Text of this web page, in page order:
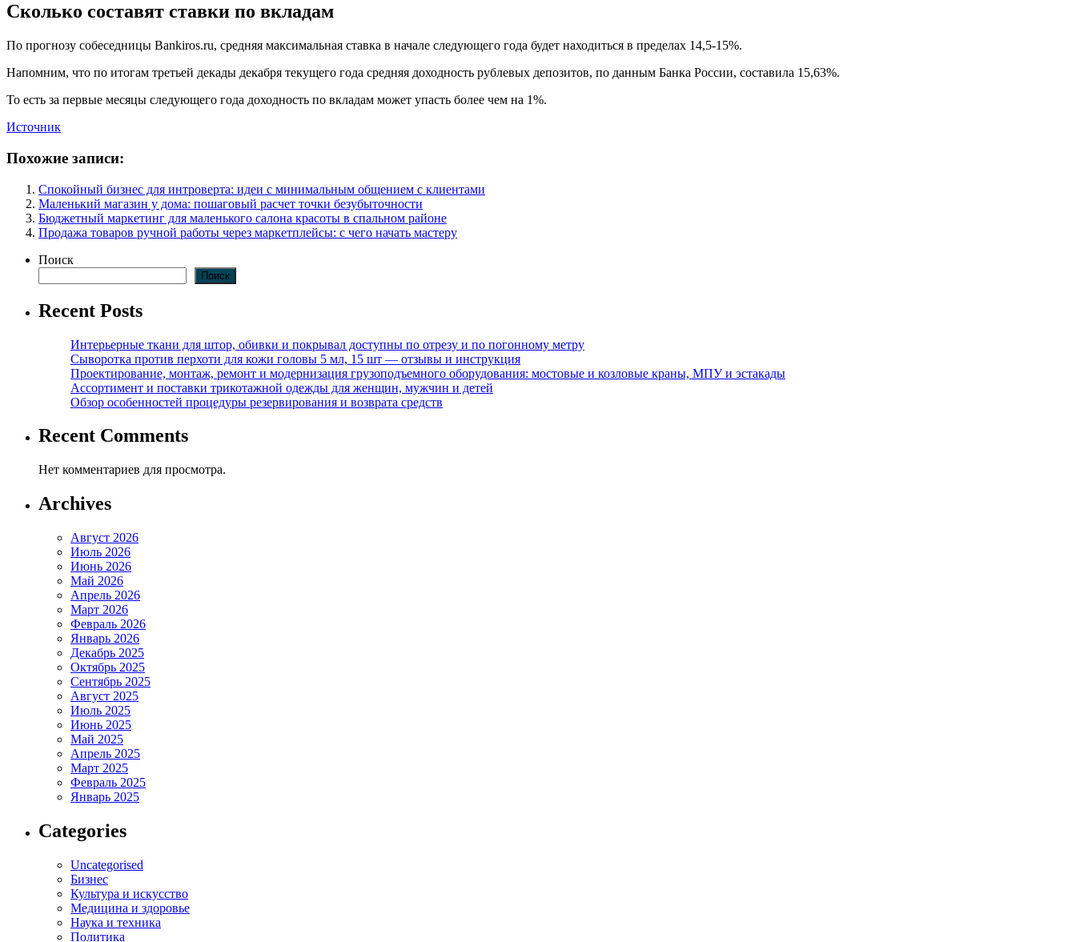
Сколько составят ставки по вкладам
По прогнозу собеседницы Bankiros.ru, средняя максимальная ставка в начале следующего года будет находиться в пределах 14,5-15%.
Напомним, что по итогам третьей декады декабря текущего года средняя доходность рублевых депозитов, по данным Банка России, составила 15,63%.
То есть за первые месяцы следующего года доходность по вкладам может упасть более чем на 1%.
Источник
Похожие записи:
Спокойный бизнес для интроверта: идеи с минимальным общением с клиентами
Маленький магазин у дома: пошаговый расчет точки безубыточности
Бюджетный маркетинг для маленького салона красоты в спальном районе
Продажа товаров ручной работы через маркетплейсы: с чего начать мастеру
Поиск
Поиск
Recent Posts
Интерьерные ткани для штор, обивки и покрывал доступны по отрезу и по погонному метру
Сыворотка против перхоти для кожи головы 5 мл, 15 шт — отзывы и инструкция
Проектирование, монтаж, ремонт и модернизация грузоподъемного оборудования: мостовые и козловые краны, МПУ и эстакады
Ассортимент и поставки трикотажной одежды для женщин, мужчин и детей
Обзор особенностей процедуры резервирования и возврата средств
Recent Comments
Нет комментариев для просмотра.
Archives
Август 2026
Июль 2026
Июнь 2026
Май 2026
Апрель 2026
Март 2026
Февраль 2026
Январь 2026
Декабрь 2025
Октябрь 2025
Сентябрь 2025
Август 2025
Июль 2025
Июнь 2025
Май 2025
Апрель 2025
Март 2025
Февраль 2025
Январь 2025
Categories
Uncategorised
Бизнес
Культура и искусство
Медицина и здоровье
Наука и техника
Политика